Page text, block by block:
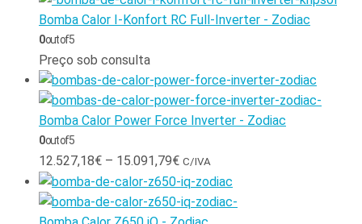
Bomba Calor I-Konfort RC Full-Inverter - Zodiac
0out of 5
Preço sob consulta
Bomba Calor Power Force Inverter - Zodiac
0out of 5
12.527,18€ – 15.091,79€ C/IVA